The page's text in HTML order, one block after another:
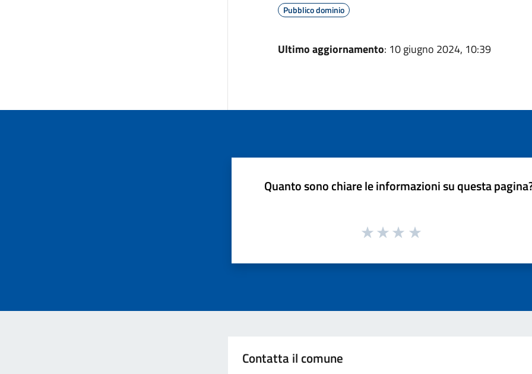
Pubblico dominio
Ultimo aggiornamento: 10 giugno 2024, 10:39
Quanto sono chiare le informazioni su questa
Contatta il comune